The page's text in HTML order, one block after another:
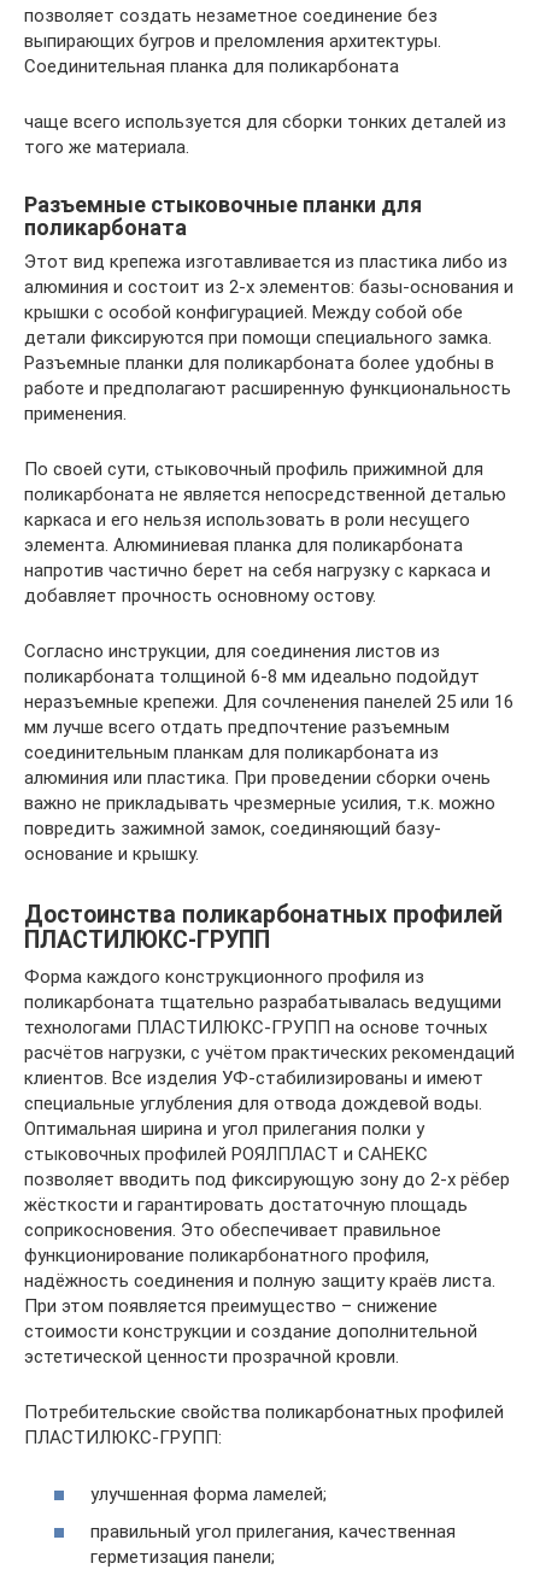
позволяет создать незаметное соединение без
выпирающих бугров и преломления архитектуры.
Соединительная планка для поликарбоната
чаще всего используется для сборки тонких деталей из
того же материала.
Разъемные стыковочные планки для
поликарбоната
Этот вид крепежа изготавливается из пластика либо из
алюминия и состоит из 2-х элементов: базы-основания и
крышки с особой конфигурацией. Между собой обе
детали фиксируются при помощи специального замка.
Разъемные планки для поликарбоната более удобны в
работе и предполагают расширенную функциональность
применения.
По своей сути, стыковочный профиль прижимной для
поликарбоната не является непосредственной деталью
каркаса и его нельзя использовать в роли несущего
элемента. Алюминиевая планка для поликарбоната
напротив частично берет на себя нагрузку с каркаса и
добавляет прочность основному остову.
Согласно инструкции, для соединения листов из
поликарбоната толщиной 6-8 мм идеально подойдут
неразъемные крепежи. Для сочленения панелей 25 или 16
мм лучше всего отдать предпочтение разъемным
соединительным планкам для поликарбоната из
алюминия или пластика. При проведении сборки очень
важно не прикладывать чрезмерные усилия, т.к. можно
повредить зажимной замок, соединяющий базу-
основание и крышку.
Достоинства поликарбонатных профилей
ПЛАСТИЛЮКС-ГРУПП
Форма каждого конструкционного профиля из
поликарбоната тщательно разрабатывалась ведущими
технологами ПЛАСТИЛЮКС-ГРУПП на основе точных
расчётов нагрузки, с учётом практических рекомендаций
клиентов. Все изделия УФ-стабилизированы и имеют
специальные углубления для отвода дождевой воды.
Оптимальная ширина и угол прилегания полки у
стыковочных профилей РОЯЛПЛАСТ и САНЕКС
позволяет вводить под фиксирующую зону до 2-х рёбер
жёсткости и гарантировать достаточную площадь
соприкосновения. Это обеспечивает правильное
функционирование поликарбонатного профиля,
надёжность соединения и полную защиту краёв листа.
При этом появляется преимущество – снижение
стоимости конструкции и создание дополнительной
эстетической ценности прозрачной кровли.
Потребительские свойства поликарбонатных профилей
ПЛАСТИЛЮКС-ГРУПП:
улучшенная форма ламелей;
правильный угол прилегания, качественная
герметизация панели;